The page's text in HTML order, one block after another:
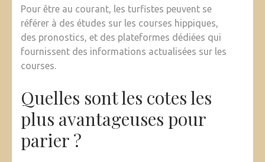
Pour être au courant, les turfistes peuvent se
référer à des études sur les courses hippiques,
des pronostics, et des plateformes dédiées qui
fournissent des informations actualisées sur les
courses.
Quelles sont les cotes les
plus avantageuses pour
parier ?